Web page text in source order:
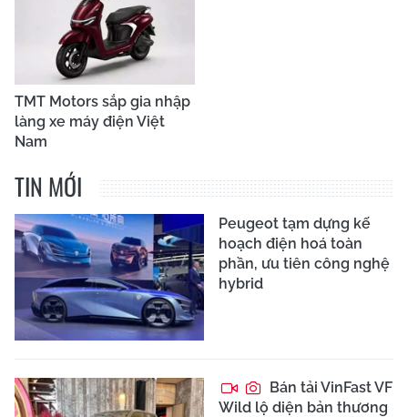
TMT Motors sắp gia nhập
làng xe máy điện Việt
Nam
TIN MỚI
Peugeot tạm dựng kế
hoạch điện hoá toàn
phần, ưu tiên công nghệ
hybrid
Bán tải VinFast VF
Wild lộ diện bản thương